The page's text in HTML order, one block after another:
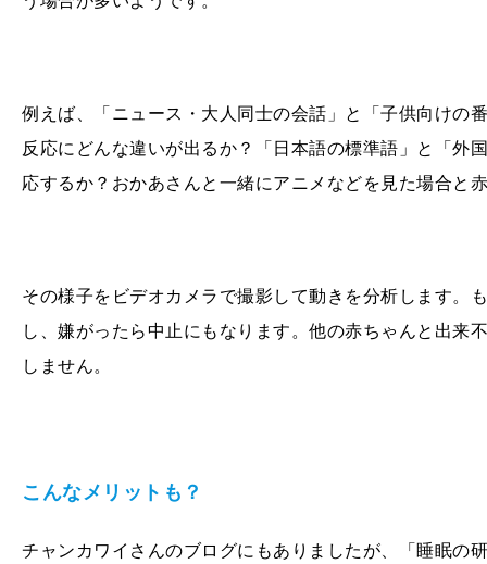
例えば、「ニュース・大人同士の会話」と「子供向けの
反応にどんな違いが出るか？「日本語の標準語」と「外
応するか？おかあさんと一緒にアニメなどを見た場合と
その様子をビデオカメラで撮影して動きを分析します。
し、嫌がったら中止にもなります。他の赤ちゃんと出来
しません。
こんなメリットも？
チャンカワイさんのブログにもありましたが、「睡眠の